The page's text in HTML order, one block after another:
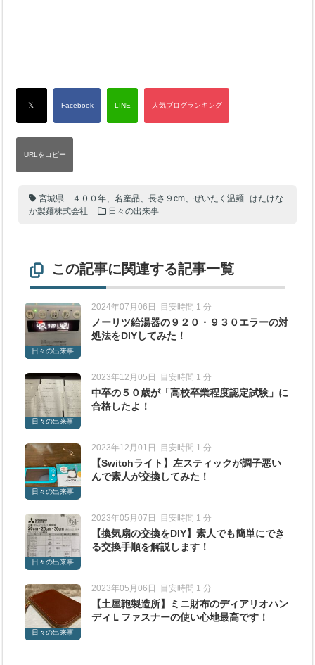
宮城県 ４００年、名産品、長さ９cm、ぜいたく温麺
はたけな
か製麺株式会社
日々の出来事
この記事に関連する記事一覧
日々の出来事
2024年07月06日 目安時間 1 分
ノーリツ給湯器の９２０・９３０エラーの対
処法をDIYしてみた！
日々の出来事
2023年12月05日 目安時間 1 分
中卒の５０歳が「高校卒業程度認定試験」に
合格したよ！
日々の出来事
2023年12月01日 目安時間 1 分
【Switchライト】左スティックが調子悪い
んで素人が交換してみた！
日々の出来事
2023年05月07日 目安時間 1 分
【換気扇の交換をDIY】素人でも簡単にでき
る交換手順を解説します！
日々の出来事
2023年05月06日 目安時間 1 分
【土屋鞄製造所】ミニ財布のディアリオハン
ディＬファスナーの使い心地最高です！